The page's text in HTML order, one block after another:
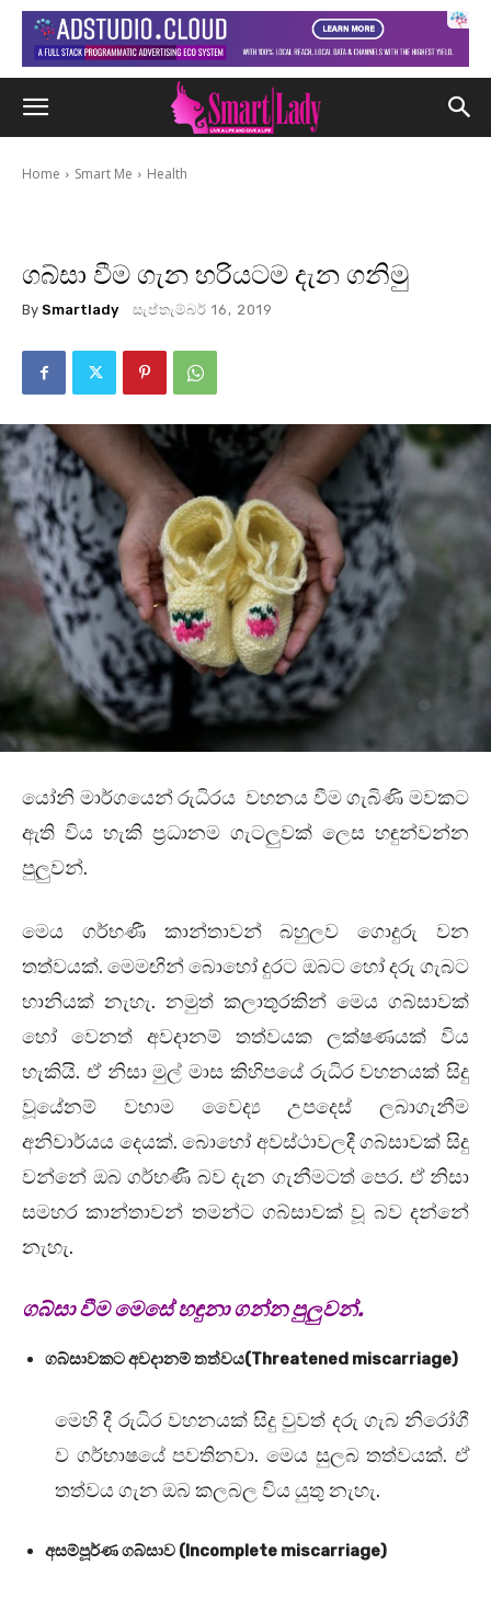
Home Smart Me Health
ගබ්සා වීම ගැන හරියටම දැන ගනිමු
By Smartlady සැප්තැම්බර් 16, 2019
යෝනි මාර්ගයෙන් රුධිරය වහනය වීම ගැබිණි මවකට
ඇති විය හැකි ප්‍රධානම ගැටලුවක් ලෙස හඳුන්වන්න
පුලුවන්.
මෙය ගර්භණී කාන්තාවන් බහුලව ගොදුරු වන
තත්වයක්. මෙමඟින් බොහෝ දුරට ඔබට හෝ දරු ගැබට
හානියක් නැහැ. නමුත් කලාතුරකින් මෙය ගබ්සාවක්
හෝ වෙනත් අවදානම් තත්වයක ලක්ෂණයක් විය
හැකියි. ඒ නිසා මුල් මාස කිහිපයේ රුධිර වහනයක් සිදු
වූයේනම් වහාම වෛද්‍ය උපදෙස් ලබාගැනීම
අනිවාර්යය දෙයක්. බොහෝ අවස්ථාවලදී ගබ්සාවක් සිදු
වන්නේ ඔබ ගර්භණී බව දැන ගැනීමටත් පෙර. ඒ නිසා
සමහර කාන්තාවන් තමන්ට ගබ්සාවක් වූ බව දන්නේ
නැහැ.
ගබ්සා වීම මෙසේ හඳුනා ගන්න පුලුවන්.
ගබ්සාවකට අවදානම් තත්වය(Threatened miscarriage)
මෙහි දී රුධිර වහනයක් සිදු වුවත් දරු ගැබ නිරෝගී
ව ගර්භාෂයේ පවතිනවා‍. මෙය සුලබ තත්වයක්. ඒ
තත්වය ගැන ඔබ කලබල විය යුතු නැහැ.
අසම්පූර්ණ ගබ්සාව (Incomplete miscarriage)